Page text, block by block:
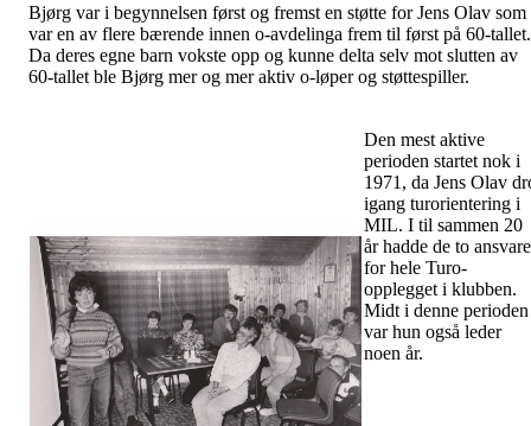
Bjørg var i begynnelsen først og fremst en støtte for Jens Olav som
var en av flere bærende innen o-avdelinga frem til først på 60-tallet.
Da deres egne barn vokste opp og kunne delta selv mot slutten av
60-tallet ble Bjørg mer og mer aktiv o-løper og støttespiller.
Den mest aktive
perioden startet nok i
1971, da Jens Olav
igang turorientering i
MIL. I til sammen 20
år hadde de to
for hele Turo-
opplegget i klubben.
Midt i denne perioden
var hun også leder
noen år.